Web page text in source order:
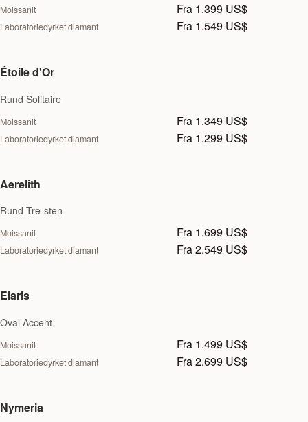
Moissanit Fra 1.399 US$
Laboratoriedyrket diamant Fra 1.549 US$
Étoile d'Or
Rund Solitaire
Moissanit Fra 1.349 US$
Laboratoriedyrket diamant Fra 1.299 US$
Aerelith
Rund Tre-sten
Moissanit Fra 1.699 US$
Laboratoriedyrket diamant Fra 2.549 US$
Elaris
Oval Accent
Moissanit Fra 1.499 US$
Laboratoriedyrket diamant Fra 2.699 US$
Nymeria